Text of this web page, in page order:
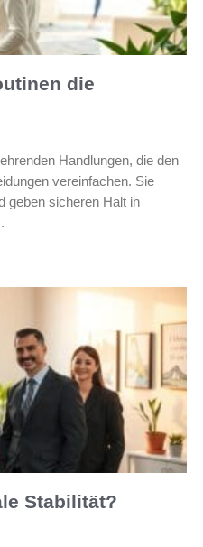
die
Handlungen, die den
vereinfachen. Sie
geben sicheren Halt in
Stabilität?